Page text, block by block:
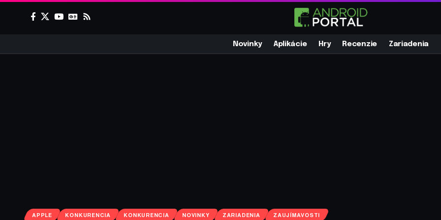
Novinky Aplikácie Hry Recenzie Zariadenia
APPLE KONKURENCIA KONKURENCIA NOVINKY ZARIADENIA ZAUJÍMAVOSTI